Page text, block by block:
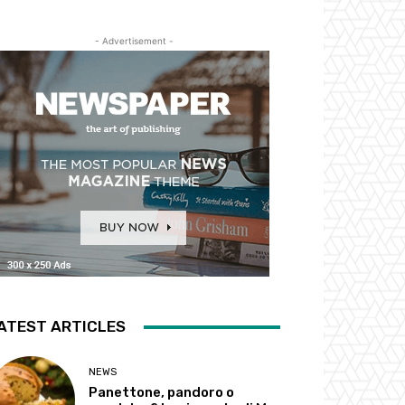
- Advertisement -
ARTICLES
NEWS
Panettone, pandoro o